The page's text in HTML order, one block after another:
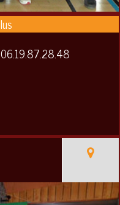
06.19.87.28.48